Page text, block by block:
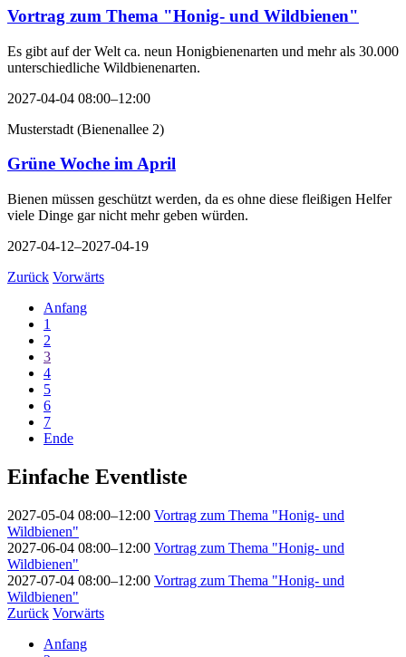
Vortrag zum Thema "Honig- und Wildbienen"
Es gibt auf der Welt ca. neun Honigbienenarten und mehr als 30.000
unterschiedliche Wildbienenarten.
2027-04-04 08:00–12:00
Musterstadt (Bienenallee 2)
Grüne Woche im April
Bienen müssen geschützt werden, da es ohne diese fleißigen Helfer
viele Dinge gar nicht mehr geben würden.
2027-04-12–2027-04-19
Zurück Vorwärts
Anfang
1
2
3
4
5
6
7
Ende
Einfache Eventliste
2027-05-04 08:00–12:00 Vortrag zum Thema "Honig- und
Wildbienen"
2027-06-04 08:00–12:00 Vortrag zum Thema "Honig- und
Wildbienen"
2027-07-04 08:00–12:00 Vortrag zum Thema "Honig- und
Wildbienen"
Zurück Vorwärts
Anfang